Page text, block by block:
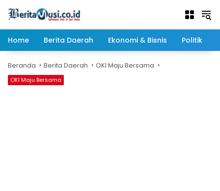
Home
Berita Daerah Ekonomi & Bisnis Politik
Beranda Berita Daerah OKI Maju Bersama
OKI Maju Bersama